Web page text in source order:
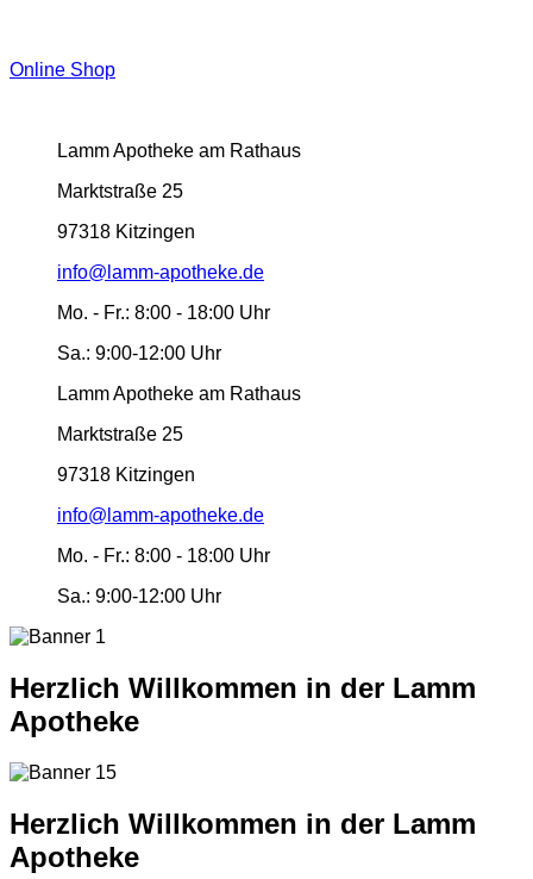
Online Shop
Lamm Apotheke am Rathaus
Marktstraße 25
97318 Kitzingen
info@lamm-apotheke.de
Mo. - Fr.: 8:00 - 18:00 Uhr
Sa.: 9:00-12:00 Uhr
Lamm Apotheke am Rathaus
Marktstraße 25
97318 Kitzingen
info@lamm-apotheke.de
Mo. - Fr.: 8:00 - 18:00 Uhr
Sa.: 9:00-12:00 Uhr
Herzlich Willkommen in der Lamm
Apotheke
Herzlich Willkommen in der Lamm
Apotheke